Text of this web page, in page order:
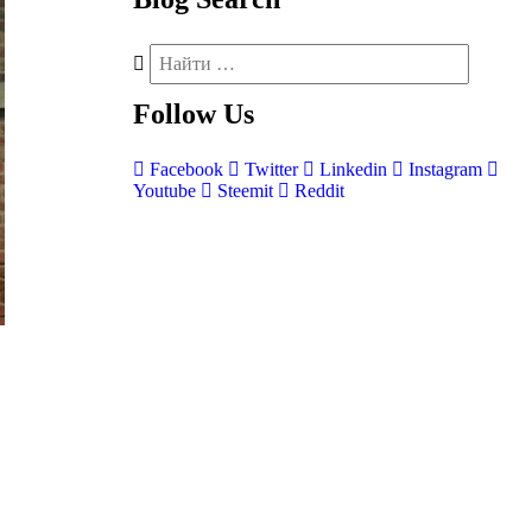
Follow Us
Facebook Twitter Linkedin
Instagram
Youtube
Steemit Reddit